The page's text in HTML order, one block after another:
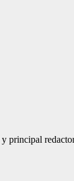
principal